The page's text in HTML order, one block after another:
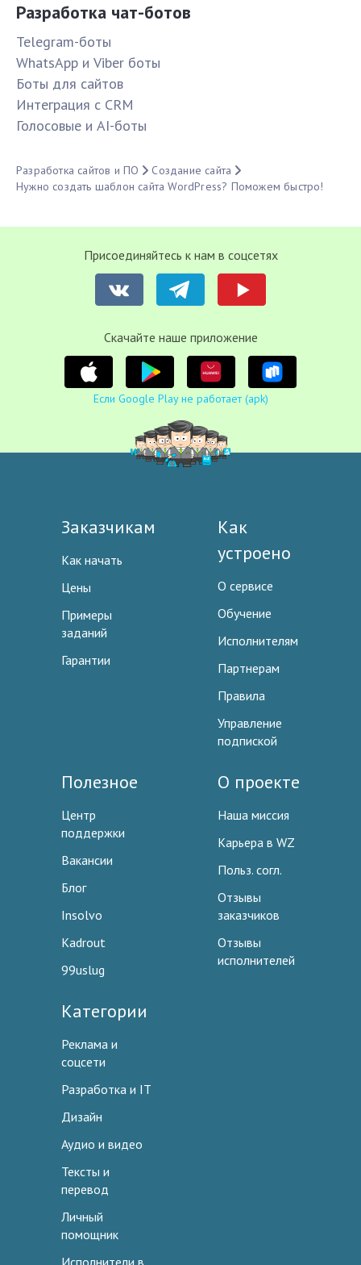
Разработка чат-ботов
Telegram-боты
WhatsApp и Viber боты
Боты для сайтов
Интеграция с CRM
Голосовые и AI-боты
Разработка сайтов и ПО
Создание сайта
Нужно создать шаблон сайта WordPress? Поможем быстро!
Присоединяйтесь к нам в соцсетях
Cкачайте наше приложение
Если Google Play не работает (apk)
Заказчикам
Как начать
Цены
Примеры
заданий
Гарантии
Как
устроено
О сервисе
Обучение
Исполнителям
Партнерам
Правила
Управление
подпиской
Полезное
Центр
поддержки
Вакансии
Блог
Insolvo
Kadrout
99uslug
О проекте
Наша миссия
Карьера в WZ
Польз. согл.
Отзывы
заказчиков
Отзывы
исполнителей
Категории
Реклама и
соцсети
Разработка и IT
Дизайн
Аудио и видео
Тексты и
перевод
Личный
помощник